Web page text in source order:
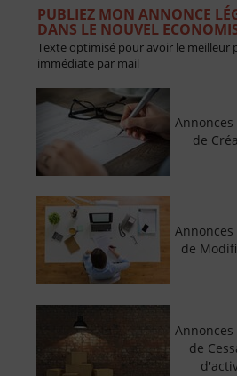
PUBLIEZ MON ANNONCE
DANS LE NOUVEL
Texte optimisé pour avoir le meilleur
immédiate par mail
Annonces
de
Annonces
de
Annonces
de